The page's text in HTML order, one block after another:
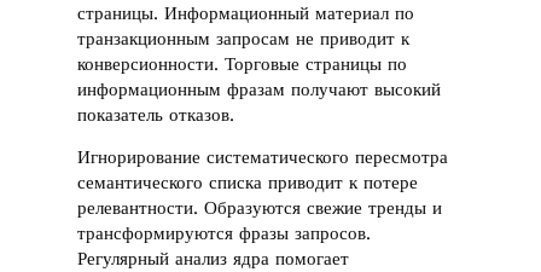
страницы. Информационный материал по
транзакционным запросам не приводит к
конверсионности. Торговые страницы по
информационным фразам получают высокий
показатель отказов.
Игнорирование систематического пересмотра
семантического списка приводит к потере
релевантности. Образуются свежие тренды и
трансформируются фразы запросов.
Регулярный анализ ядра помогает